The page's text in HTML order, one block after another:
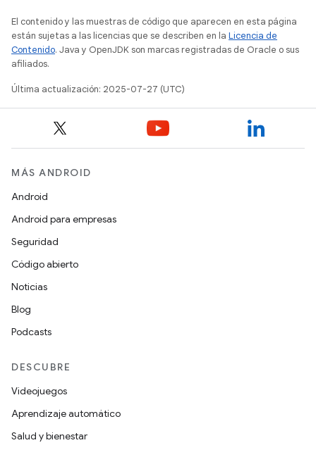
El contenido y las muestras de código que aparecen en esta página
están sujetas a las licencias que se describen en la Licencia de
Contenido. Java y OpenJDK son marcas registradas de Oracle o sus
afiliados.
Última actualización: 2025-07-27 (UTC)
MÁS ANDROID
Android
Android para empresas
Seguridad
Código abierto
Noticias
Blog
Podcasts
DESCUBRE
Videojuegos
Aprendizaje automático
Salud y bienestar